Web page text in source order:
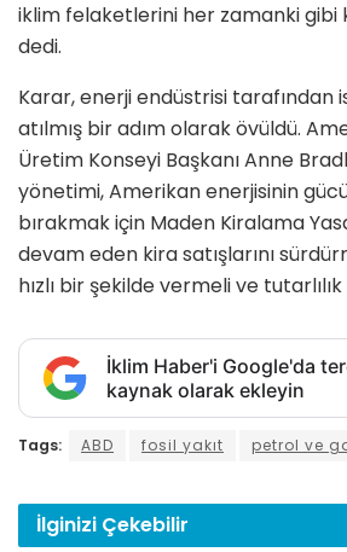
iklim felaketlerini her zamanki gibi
dedi.
Karar, enerji endüstrisi tarafından
atılmış bir adım olarak övüldü.
Üretim Konseyi Başkanı Anne
yönetimi, Amerikan enerjisinin
bırakmak için Maden Kiralama
devam eden kira satışlarını
hızlı bir şekilde vermeli ve
İklim Haber'i Google'da
kaynak olarak ekleyin
Tags: ABD fosil yakıt petrol ve
İlginizi Çekebilir